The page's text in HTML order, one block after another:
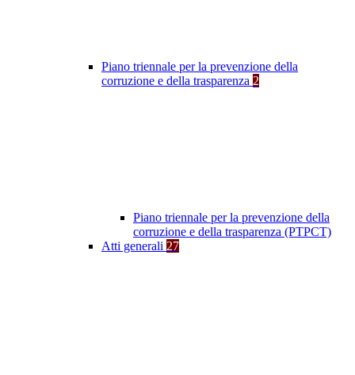
Piano triennale per la prevenzione della
corruzione e della trasparenza 2
Piano triennale per la prevenzione della
corruzione e della trasparenza (PTPCT)
Atti generali 27